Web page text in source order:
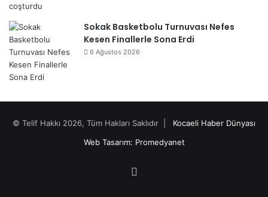
Sokak Basketbolu Turnuvası Nefes
Kesen Finallerle Sona Erdi
6 Ağustos 2026
© Telif Hakkı 2026, Tüm Hakları Saklıdır | Kocaeli Haber Dünyası
Web Tasarım: Promedyanet